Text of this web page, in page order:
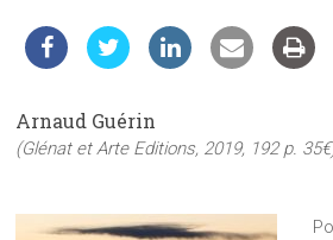
du
public
Arnaud Guérin
(Glénat et Arte Editions, 2019, 192 p.